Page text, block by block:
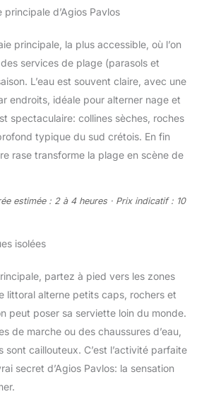
d’Agios Pavlos
principale, la plus accessible, où l’on
services de plage (parasols et
L’eau est souvent claire, avec une
endroits, idéale pour alterner nage et
spectaculaire: collines sèches, roches
typique du sud crétois. En fin
rase transforme la plage en scène de
estimée : 2 à 4 heures · Prix indicatif : 10
isolées
partez à pied vers les zones
littoral alterne petits caps, rochers et
peut poser sa serviette loin du monde.
de marche ou des chaussures d’eau,
sont caillouteux. C’est l’activité parfaite
secret d’Agios Pavlos: la sensation